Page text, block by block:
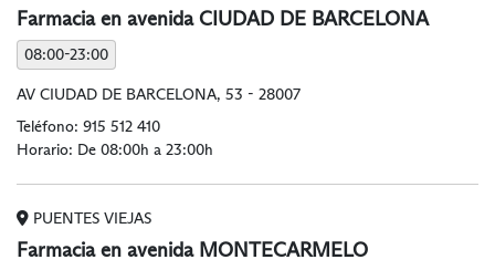
Farmacia en avenida CIUDAD DE BARCELONA
08:00-23:00
AV CIUDAD DE BARCELONA, 53 - 28007
Teléfono: 915 512 410
Horario: De 08:00h a 23:00h
PUENTES VIEJAS
Farmacia en avenida MONTECARMELO